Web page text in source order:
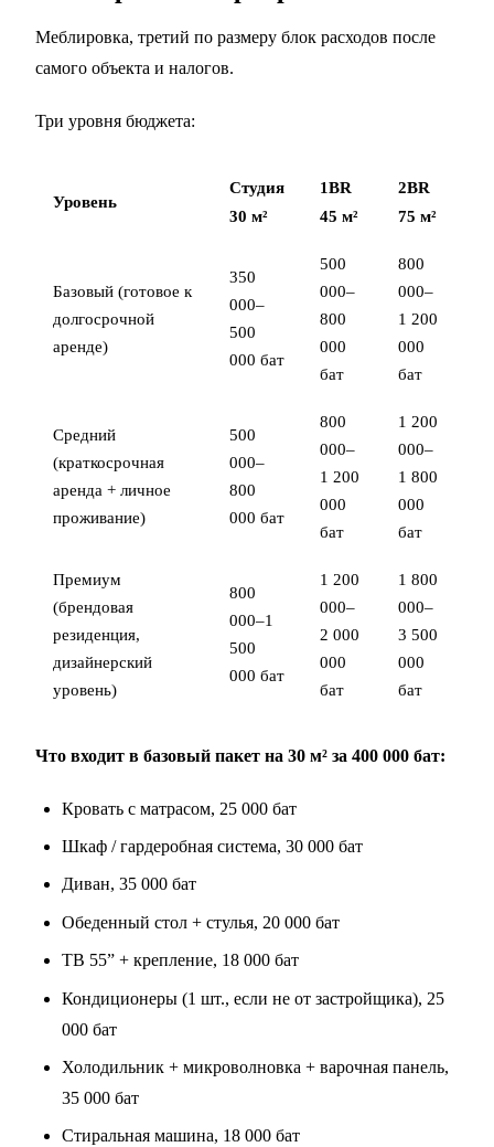
Меблировка, третий по размеру блок расходов после
самого объекта и налогов.
Три уровня бюджета:
Уровень
Студия
30 м²
1BR
45 м²
2BR
75 м²
Базовый (готовое к
долгосрочной
аренде)
350
000–
500
000 бат
500
000–
800
000
бат
800
000–
1 200
000
бат
Средний
(краткосрочная
аренда + личное
проживание)
500
000–
800
000 бат
800
000–
1 200
000
бат
1 200
000–
1 800
000
бат
Премиум
(брендовая
резиденция,
дизайнерский
уровень)
800
000–1
500
000 бат
1 200
000–
2 000
000
бат
1 800
000–
3 500
000
бат
Что входит в базовый пакет на 30 м² за 400 000 бат:
Кровать с матрасом, 25 000 бат
Шкаф / гардеробная система, 30 000 бат
Диван, 35 000 бат
Обеденный стол + стулья, 20 000 бат
ТВ 55” + крепление, 18 000 бат
Кондиционеры (1 шт., если не от застройщика), 25
000 бат
Холодильник + микроволновка + варочная панель,
35 000 бат
Стиральная машина, 18 000 бат